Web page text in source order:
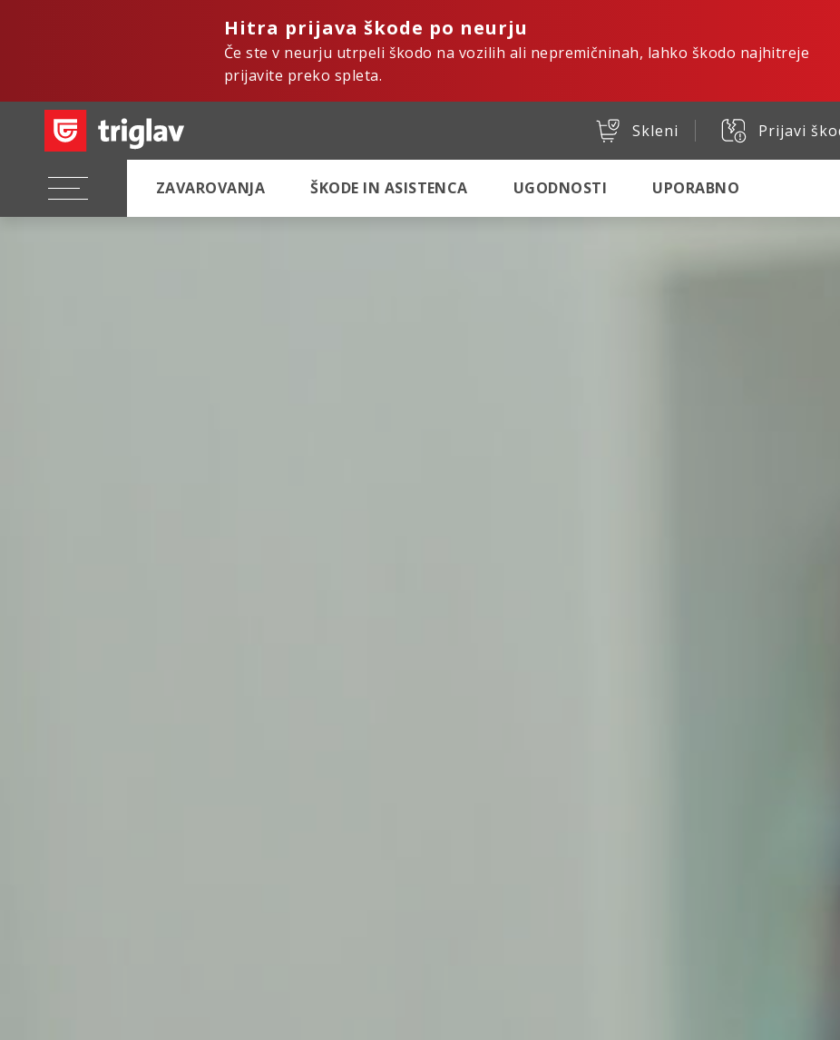
Hitra prijava škode po neurju
Če ste v neurju utrpeli škodo na vozilih ali nepremičninah, lahko škodo najhitreje
prijavite preko spleta.
Skleni Prijavi
ZAVAROVANJA ŠKODE IN ASISTENCA UGODNOSTI UPORABNO